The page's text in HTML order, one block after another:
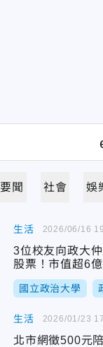
要聞 社會 娛
生活
3位校友向政大
股票！市值超6
國立政治大學
2026/06/16
生活
北市網徵500元
2026/01/23